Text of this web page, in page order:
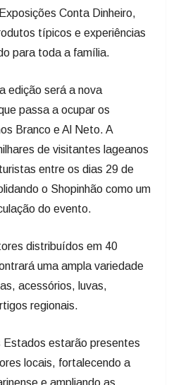
típicos e experiências
para toda a família.
passa a ocupar os
Branco e Al Neto. A
de visitantes lageanos
entre os dias 29 de
o Shopinhão como um
do evento.
uma ampla variedade
acessórios, luvas,
regionais.
locais, fortalecendo a
e ampliando as
ao longo da programação.